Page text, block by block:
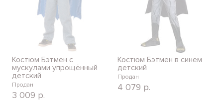
Костюм Бэтмен с
мускулами упрощённый
детский
Продан
3 009 р.
Костюм Бэтмен в синем
детский
Продан
4 079 р.